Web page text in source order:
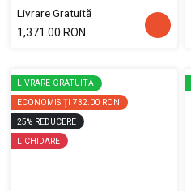
Livrare Gratuită
1,371.00 RON
LIVRARE GRATUITĂ
ECONOMISIȚI 732.00 RON
25% REDUCERE
LICHIDARE